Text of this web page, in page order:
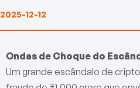
2025-12-12
Ondas de Choque do
Um grande escândalo de